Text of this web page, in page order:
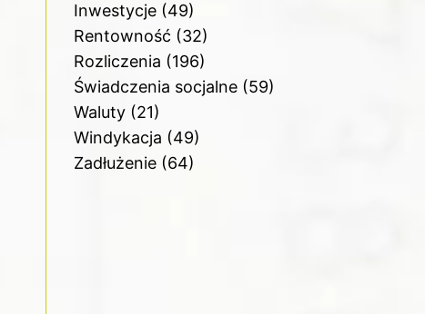
Inwestycje(49)
Rentowność (32)
Rozliczenia (196)
Świadczenia socjalne(59)
Waluty(21)
Windykacja (49)
Zadłużenie(64)